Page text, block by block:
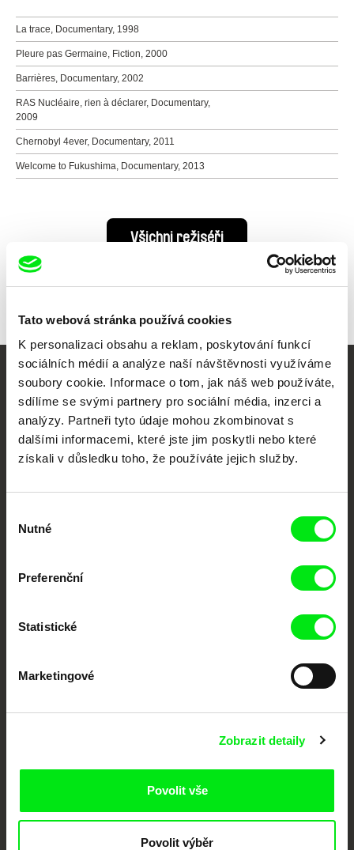
Tato webová stránka používá cookies
K personalizaci obsahu a reklam, poskytování funkcí
sociálních médií a analýze naší návštěvnosti využíváme
soubory cookie. Informace o tom, jak náš web používáte,
sdílíme se svými partnery pro sociální média, inzerci a
analýzy. Partneři tyto údaje mohou zkombinovat s
dalšími informacemi, které jste jim poskytli nebo které
získali v důsledku toho, že používáte jejich služby.
souhlasu
Nutné
Preferenční
Statistické
Marketingové
Zobrazit detaily
Povolit vše
Povolit výběr
La trace, Documentary, 1998
Pleure pas Germaine, Fiction, 2000
Barrières, Documentary, 2002
RAS Nucléaire, rien à déclarer, Documentary,
2009
Chernobyl 4ever, Documentary, 2011
Welcome to Fukushima, Documentary, 2013
Všichni režiséři
Vaše online
dokumentární kino
Nové festivalové filmy
Portál DAFilms.cz je výsledkem tvůrčí spolupráce 7 klíčových evropských
festivalů dokumentárního filmu sdružených do Doc Alliance. Naším cílem je
Against Gravity